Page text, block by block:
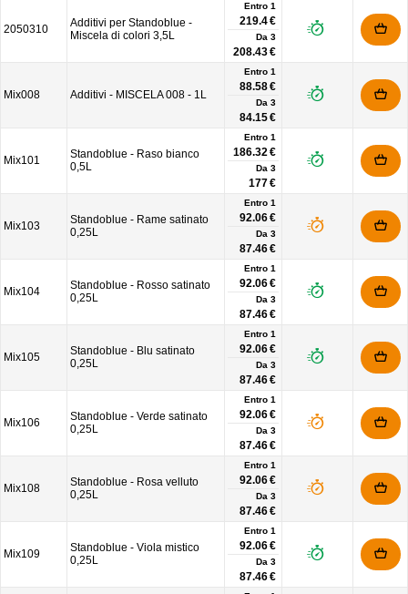
2050310
Additivi per Standoblue -
Miscela di colori 3,5L
Entro 1
219.4 €
Da 3
208.43 €
Mix008 Additivi - MISCELA 008 - 1L
Entro 1
88.58 €
Da 3
84.15 €
Mix101
Standoblue - Raso bianco
0,5L
Entro 1
186.32 €
Da 3
177 €
Mix103
Standoblue - Rame satinato
0,25L
Entro 1
92.06 €
Da 3
87.46 €
Mix104
Standoblue - Rosso satinato
0,25L
Entro 1
92.06 €
Da 3
87.46 €
Mix105
Standoblue - Blu satinato
0,25L
Entro 1
92.06 €
Da 3
87.46 €
Mix106
Standoblue - Verde satinato
0,25L
Entro 1
92.06 €
Da 3
87.46 €
Mix108
Standoblue - Rosa velluto
0,25L
Entro 1
92.06 €
Da 3
87.46 €
Mix109
Standoblue - Viola mistico
0,25L
Entro 1
92.06 €
Da 3
87.46 €